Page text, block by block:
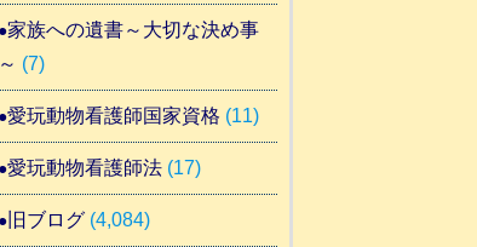
家族への遺書～大切な決め事
～ (7)
愛玩動物看護師国家資格 (11)
愛玩動物看護師法(17)
旧ブログ(4,084)